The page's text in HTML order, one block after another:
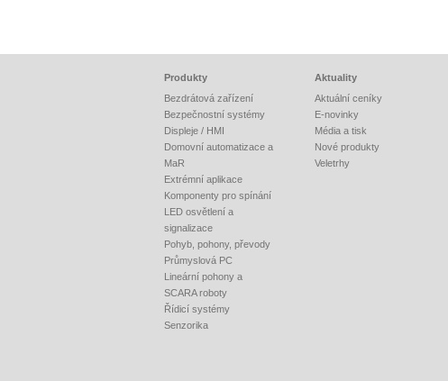
Produkty
Bezdrátová zařízení
Bezpečnostní systémy
Displeje / HMI
Domovní automatizace a
MaR
Extrémní aplikace
Komponenty pro spínání
LED osvětlení a
signalizace
Pohyb, pohony, převody
Průmyslová PC
Lineární pohony a
SCARA roboty
Řídicí systémy
Senzorika
Aktuality
Aktuální ceníky
E-novinky
Média a tisk
Nové produkty
Veletrhy